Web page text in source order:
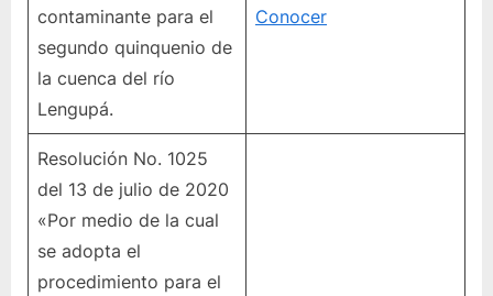
contaminante para el
segundo quinquenio de
la cuenca del río
Lengupá.
Conocer
Resolución No. 1025
del 13 de julio de 2020
«Por medio de la cual
se adopta el
procedimiento para el